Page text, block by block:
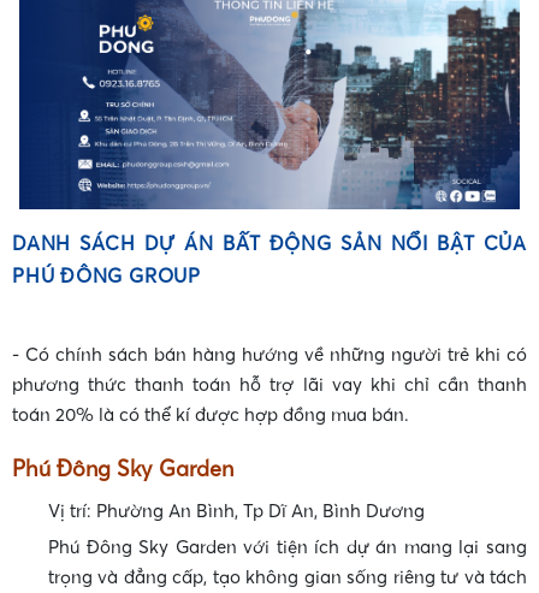
•
•
DANH SÁCH DỰ ÁN BẤT ĐỘNG SẢN NỔI BẬT CỦA
PHÚ ĐÔNG GROUP
- Có chính sách bán hàng hướng về những người trẻ khi có
phương thức thanh toán hỗ trợ lãi vay khi chỉ cần thanh
toán 20% là có thể kí được hợp đồng mua bán.
Phú Đông Sky Garden
Vị trí: Phường An Bình, Tp Dĩ An, Bình Dương
Phú Đông Sky Garden với tiện ích dự án mang lại sang
trọng và đẳng cấp, tạo không gian sống riêng tư và tách